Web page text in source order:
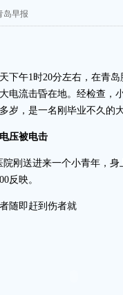
岛早报
午1时20分左右，在青岛
电流击昏在地。经检查，
岁，是一名刚毕业不久的
被电击
送进来一个小青年，身
反映。
即赶到伤者就